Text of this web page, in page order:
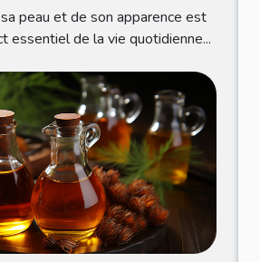
peau et de son apparence est
essentiel de la vie quotidienne...